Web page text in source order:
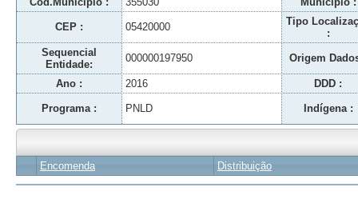
CEP : 05420000
Tipo
:
Sequencial
Entidade:
000000197950 Origem
Ano : 2016 DDD :
Programa : PNLD Indígena :
Encomenda Distribuição